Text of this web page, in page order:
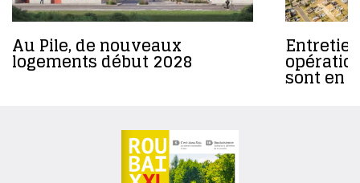
Au Pile, de nouveaux
logements début 2028
sont en